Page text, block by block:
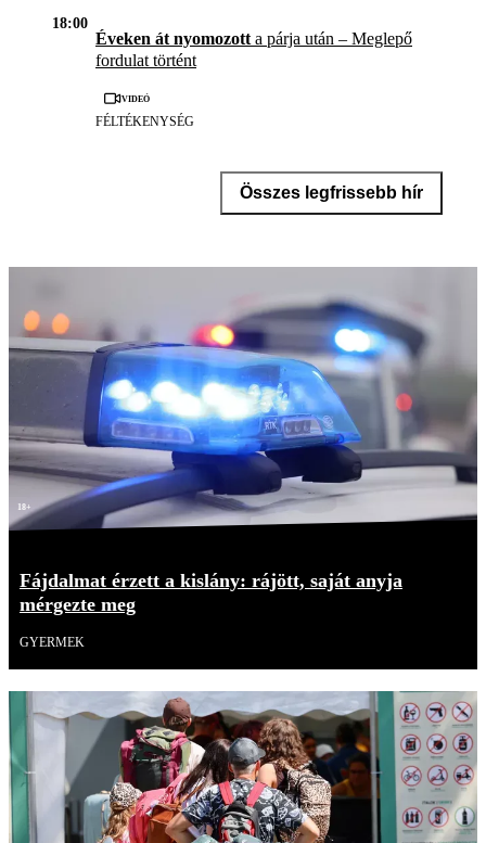
18:00
Éveken át nyomozott a párja után – Meglepő
fordulat történt
Videó
FÉLTÉKENYSÉG
Összes legfrissebb hír
18+
Fájdalmat érzett a kislány: rájött, saját anyja
mérgezte meg
GYERMEK